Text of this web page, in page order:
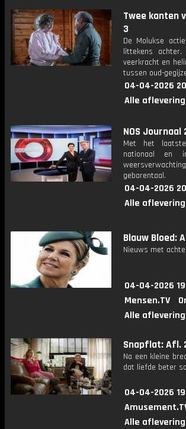
Twee kanten
3
De Molukse
littekens
veerkracht en
tussen oud-
04-04-2026
Alle
NOS
Met het
nationaal en
gebarentaal.
04-04-2026
Alle
Blauw Bloed:
Nieuws met
04-04-2026
Mensen.TV
Alle
Snapflat: Afl.
Na een kleine
dat liefde beter
04-04-2026
Alle